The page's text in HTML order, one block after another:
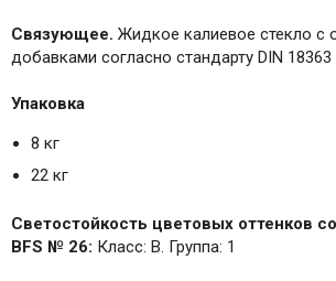
Связующее. Жидкое калиевое стекло с
добавками согласно стандарту DIN 18363
Упаковка
8 кг
22 кг
Светостойкость цветовых оттенков
BFS № 26: Класс: B. Группа: 1